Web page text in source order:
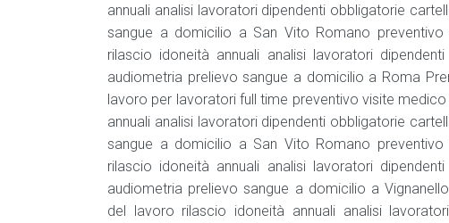
annuali analisi lavoratori dipendenti obbligatorie
sangue a domicilio a San Vito Romano
rilascio idoneità annuali analisi lavoratori
audiometria prelievo sangue a domicilio a Roma
lavoro per lavoratori full time preventivo visite
annuali analisi lavoratori dipendenti obbligatorie
sangue a domicilio a San Vito Romano
rilascio idoneità annuali analisi lavoratori
audiometria prelievo sangue a domicilio a
del lavoro rilascio idoneità annuali analisi